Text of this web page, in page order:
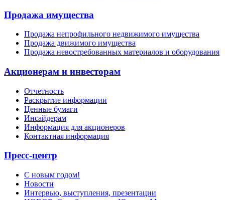
Продажа имущества
Продажа непрофильного недвижимого имущества
Продажа движимого имущества
Продажа невостребованных материалов и оборудования
Акционерам и инвесторам
Отчетность
Раскрытие информации
Ценные бумаги
Инсайдерам
Информация для акционеров
Контактная информация
Пресс-центр
С новым годом!
Новости
Интервью, выступления, презентации